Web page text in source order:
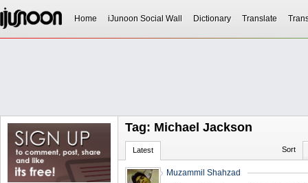
Home iJunoon Social Wall Dictionary Translate
Tag: Michael Jackson
Latest Sort
Muzammil Shahzad